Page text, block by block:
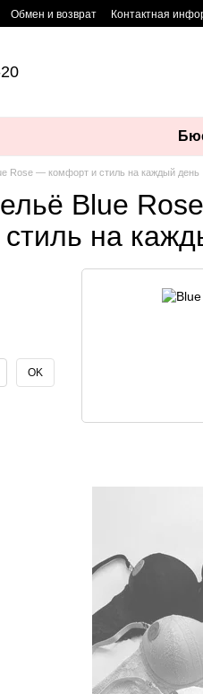
Обмен и возврат Контактная
Rose — комфорт и стиль на каждый день
Blue
на
OK